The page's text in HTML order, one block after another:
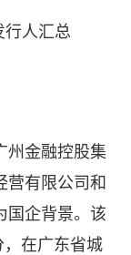
行人汇总
州金融控股集
营有限公司和
国企背景。该
，在广东省城